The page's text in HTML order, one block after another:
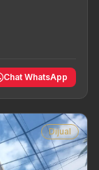
Chat WhatsApp
Dijual